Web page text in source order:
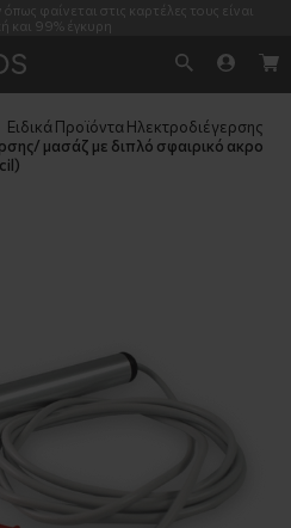
φαίνεται στις καρτέλες τους είναι
και 99% έγκυρη
Ειδικά Προϊόντα Ηλεκτροδιέγερσης
μασάζ με διπλό σφαιρικό ακρο